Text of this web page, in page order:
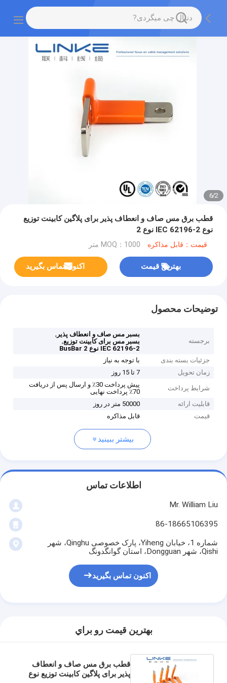
2
/
6
قطب برق مس صاف و انعطاف پذیر برای پلاگین کابینت توزیع
نوع IEC 62196-2 نوع 2
قیمت：قابل مذاکره MOQ：1000 متر
بهترین قیمت اکنون تماس بگیرید
توضیحات محصول
برجسته
بسبر مس صاف و انعطاف پذیر ,
بسبر مس برای کابینت توزیع,
IEC 62196-2 نوع 2 BusBar
جزئیات بسته بندی
با توجه به نیاز
زمان تحویل
7 تا 15 روز
شرایط پرداخت
پیش پرداخت 30٪ و ارسال پس از دریافت
70٪ پرداخت نهایی
قابلیت ارائه
50000 متر در روز
قیمت
قابل مذاکره
بیشتر ببینید
اطلاعات تماس
Mr. William Liu
86-18665106395
شماره 1، خیابان Yiheng، پارک خصوصی Qinghu، شهر
Qishi، شهر Dongguan، استان گوانگدونگ
اکنون تماس بگیرید
بهترين قيمت رو براي
قطب برق مس صاف و انعطاف
پذیر برای پلاگین کابینت توزیع نوع